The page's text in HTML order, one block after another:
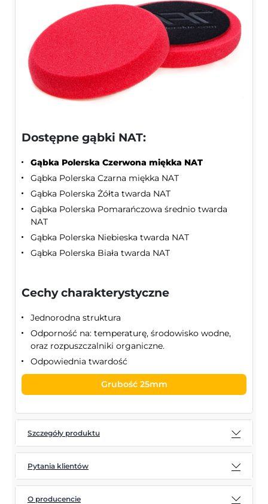
Dostępne gąbki NAT:
Gąbka Polerska Czerwona miękka NAT
Gąbka Polerska Czarna miękka NAT
Gąbka Polerska Żółta twarda NAT
Gąbka Polerska Pomarańczowa średnio twarda
NAT
Gąbka Polerska Niebieska twarda NAT
Gąbka Polerska Biała twarda NAT
Cechy charakterystyczne
Jednorodna struktura
Odporność na: temperaturę, środowisko wodne,
oraz rozpuszczalniki organiczne.
Odpowiednia twardość
Grubość 25mm
Szczegóły produktu
Pytania klientów
O producencie